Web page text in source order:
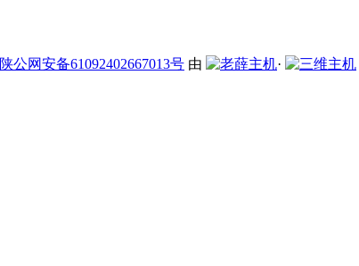
陕公网安备61092402667013号 由 ·